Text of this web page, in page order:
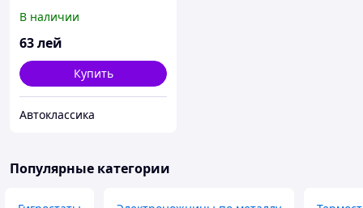
В наличии
63лей
Купить
Автоклассика
Популярные категории